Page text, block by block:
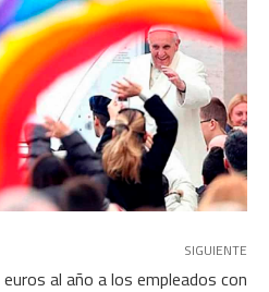
SIGUIENTE
al año a los empleados con